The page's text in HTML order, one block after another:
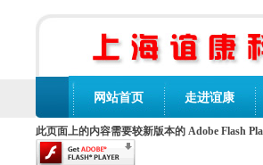
网站首页 走进谊康
此页面上的内容需要较新版本的 Adobe Flash